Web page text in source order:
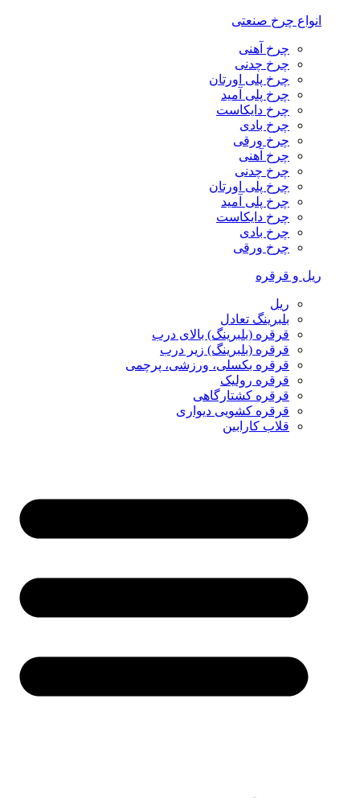
انواع چرخ صنعتی
چرخ آهنی
چرخ چدنی
چرخ پلی اورتان
چرخ پلی آمید
چرخ دایکاست
چرخ بادی
چرخ ورقی
چرخ آهنی
چرخ چدنی
چرخ پلی اورتان
چرخ پلی آمید
چرخ دایکاست
چرخ بادی
چرخ ورقی
ریل و قرقره
ریل
بلبرینگ تعادل
قرقره (بلبرینگ) بالای درب
قرقره (بلبرینگ) زیر درب
قرقره بکسلی، ورزشی، پرچمی
قرقره رولیک
قرقره کشتارگاهی
قرقره کشویی دیواری
قلاب کارابین